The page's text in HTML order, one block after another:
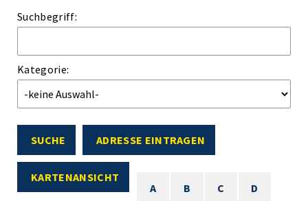
Suchbegriff:
Kategorie:
SUCHE ADRESSE EINTRAGEN
KARTENANSICHT
A
B C D